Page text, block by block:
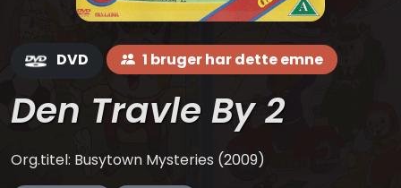
DVD 1 bruger har dette emne
Den Travle By 2
Org.titel: Busytown Mysteries (2009)